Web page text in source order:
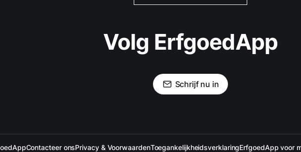
Volg ErfgoedApp
Schrijf nu in
Contacteer onsPrivacy & VoorwaardenToegankelijkheidsverklaringErfgoedApp voor